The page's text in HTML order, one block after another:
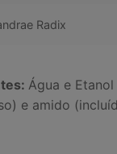
Radix
Água e
e amido